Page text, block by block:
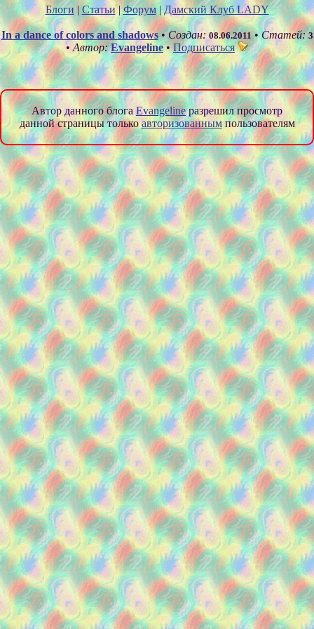
Блоги|Статьи|Форум|Дамский Клуб LADY
In a dance of colors and shadows•Создан: 08.06.2011• Статей: 3
•Автор: Evangeline•Подписаться
Автор данного блогаEvangelineразрешил просмотр
данной страницы толькоавторизованнымпользователям